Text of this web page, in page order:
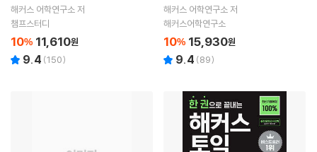
해커스 어학연구소 저
챔프스터디
10% 11,610원
9.4 (150)
해커스 어학연구소 저
해커스어학연구소
10% 15,930원
9.4 (89)